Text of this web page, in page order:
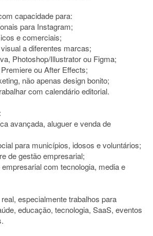
capacidade para:
para Instagram;
e comerciais;
a diferentes marcas;
Photoshop/Illustrator ou Figma;
ou After Effects;
não apenas design bonito;
com calendário editorial.
avançada, aluguer e venda de
para municípios, idosos e voluntários;
de gestão empresarial;
com tecnologia, media e
especialmente trabalhos para
educação, tecnologia, SaaS, eventos